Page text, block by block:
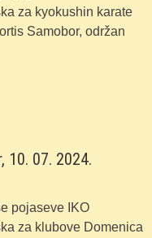
za kyokushin karate
Samobor, održan
10. 07. 2024.
pojaseve IKO
za klubove Domenica